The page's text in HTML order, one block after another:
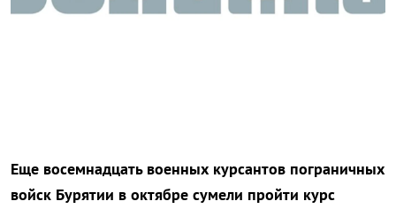
Еще восемнадцать военных курсантов пограничных
войск Бурятии в октябре сумели пройти курс